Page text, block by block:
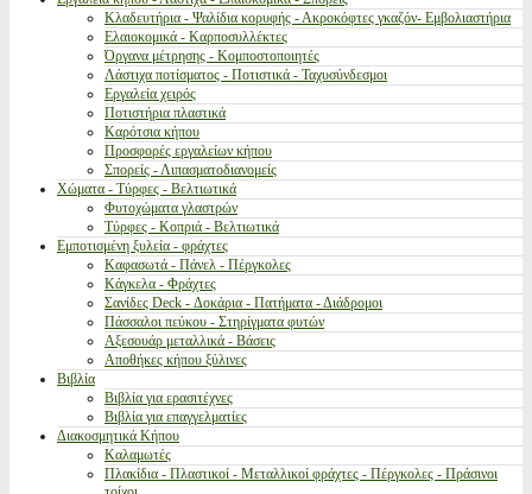
Κλαδευτήρια - Ψαλίδια κορυφής - Ακροκόφτες γκαζόν- Εμβολιαστήρια
Ελαιοκομικά - Καρποσυλλέκτες
Όργανα μέτρησης - Κομποστοποιητές
Λάστιχα ποτίσματος - Ποτιστικά - Ταχυσύνδεσμοι
Εργαλεία χειρός
Ποτιστήρια πλαστικά
Καρότσια κήπου
Προσφορές εργαλείων κήπου
Σπορείς - Λιπασματοδιανομείς
Χώματα - Τύρφες - Βελτιωτικά
Φυτοχώματα γλαστρών
Τύρφες - Κοπριά - Βελτιωτικά
Εμποτισμένη ξυλεία - φράχτες
Καφασωτά - Πάνελ - Πέργκολες
Κάγκελα - Φράχτες
Σανίδες Deck - Δοκάρια - Πατήματα - Διάδρομοι
Πάσσαλοι πεύκου - Στηρίγματα φυτών
Αξεσουάρ μεταλλικά - Βάσεις
Αποθήκες κήπου ξύλινες
Βιβλία
Βιβλία για ερασιτέχνες
Βιβλία για επαγγελματίες
Διακοσμητικά Κήπου
Καλαμωτές
Πλακίδια - Πλαστικοί - Μεταλλικοί φράχτες - Πέργκολες - Πράσινοι